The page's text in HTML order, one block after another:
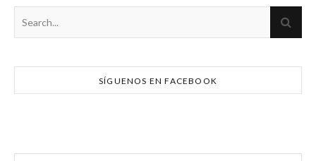
SÍGUENOS EN FACEBOOK